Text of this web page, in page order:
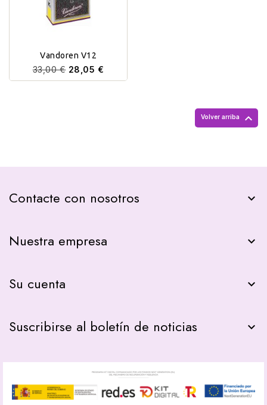
Vandoren V12
33,00 € 28,05 €
Volver arriba 
Contacte con nosotros keyboard_arrow_down
Nuestra empresa 
Su cuenta 
Suscribirse al boletín de noticias 